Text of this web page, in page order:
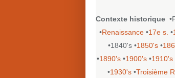
Contexte historique
•Renaissance •17e s. •
•1840's •1850's •
•1890's •1900's •1910's
•1930's •Troisième